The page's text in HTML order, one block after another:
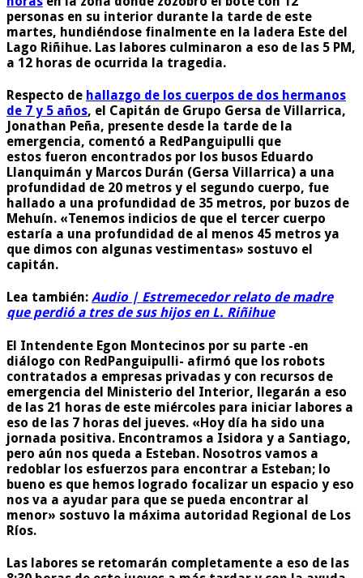
personas en su interior durante la tarde de este
martes, hundiéndose finalmente en la ladera Este del
Lago Riñihue. Las labores culminaron a eso de las 5 PM,
a 12 horas de ocurrida la tragedia.
Respecto de hallazgo de los cuerpos de dos hermanos
de 7 y 5 años, el Capitán de Grupo Gersa de Villarrica,
Jonathan Peña, presente desde la tarde de la
emergencia, comentó a RedPanguipulli que
estos fueron encontrados por los busos Eduardo
Llanquimán y Marcos Durán (Gersa Villarrica) a una
profundidad de 20 metros y el segundo cuerpo, fue
hallado a una profundidad de 35 metros, por buzos de
Mehuín. «Tenemos indicios de que el tercer cuerpo
estaría a una profundidad de al menos 45 metros ya
que dimos con algunas vestimentas» sostuvo el
capitán.
Lea también: Audio | Estremecedor relato de madre
que perdió a tres de sus hijos en L. Riñihue
El Intendente Egon Montecinos por su parte -en
diálogo con RedPanguipulli- afirmó que los robots
contratados a empresas privadas y con recursos de
emergencia del Ministerio del Interior, llegarán a eso
de las 21 horas de este miércoles para iniciar labores a
eso de las 7 horas del jueves. «Hoy día ha sido una
jornada positiva. Encontramos a Isidora y a Santiago,
pero aún nos queda a Esteban. Nosotros vamos a
redoblar los esfuerzos para encontrar a Esteban; lo
bueno es que hemos logrado focalizar un espacio y eso
nos va a ayudar para que se pueda encontrar al
menor» sostuvo la máxima autoridad Regional de Los
Ríos.
Las labores se retomarán completamente a eso de las